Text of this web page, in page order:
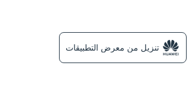
تنزيل من معرض التطبيقات